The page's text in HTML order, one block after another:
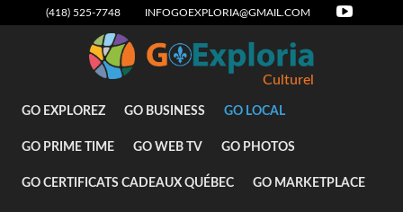
(418) 525-7748 INFOGOEXPLORIA@GMAIL.COM
Culturel
GO EXPLOREZ GO BUSINESS GO LOCAL
GO PRIME TIME GO WEB TV GO PHOTOS
GO CERTIFICATS CADEAUX QUÉBEC GO MARKETPLACE